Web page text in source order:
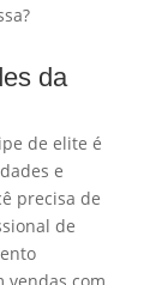
da
de elite é
e
precisa de
de